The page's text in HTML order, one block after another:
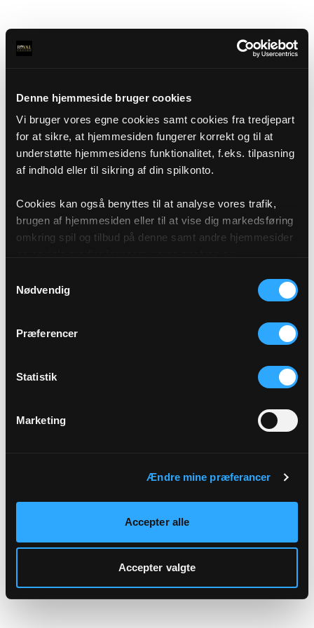
Denne hjemmeside bruger cookies
Vi bruger vores egne cookies samt cookies fra tredjepart
for at sikre, at hjemmesiden fungerer korrekt og til at
understøtte hjemmesidens funktionalitet, f.eks. tilpasning
af indhold eller til sikring af din spilkonto.
Cookies kan også benyttes til at analyse vores trafik,
brugen af hjemmesiden eller til at vise dig markedsføring
omkring spil og tilbud på denne samt andre hjemmesider
af cookies under "Detaljer" eller ved at klikke videre til
vores Cookiepolitik, som du finder i bunden af vores
Nødvendig
Præferencer
Statistik
Marketing
Ændre mine præferancer
Accepter alle
Accepter valgte